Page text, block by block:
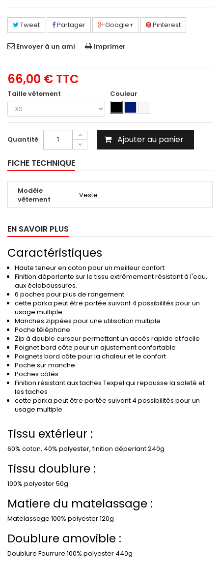
Tweet Partager Google+ Pinterest
Envoyer à un ami Imprimer
66,00 € TTC
Taille vêtement Couleur
Quantité Ajouter au panier
FICHE TECHNIQUE
Modèle
vêtement
Veste
EN SAVOIR PLUS
Caractéristiques
Haute teneur en coton pour un meilleur confort
Finition déperlante sur le tissu extrêmement résistant à l'eau,
aux éclaboussures.
6 poches pour plus de rangement
cette parka peut être portée suivant 4 possibilités pour un
usage multiple
Manches zippées pour une utilisation multiple
Poche téléphone
Zip à double curseur permettant un accès rapide et facile
Poignet bord côte pour un ajustement confortable
Poignets bord côte pour la chaleur et le confort
Poche sur manche
Poches côtés
Finition résistant aux taches Texpel qui repousse la saleté et
les taches
cette parka peut être portée suivant 4 possibilités pour un
usage multiple
Tissu extérieur :
60% coton, 40% polyester, finition déperlant 240g
Tissu doublure :
100% polyester 50g
Matiere du matelassage :
Matelassage 100% polyester 120g
Doublure amovible :
Doublure Fourrure 100% polyester 440g